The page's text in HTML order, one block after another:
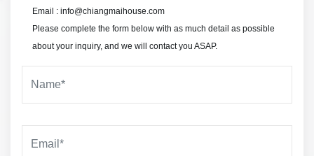
Email : info@chiangmaihouse.com
Please complete the form below with as much detail as possible
about your inquiry, and we will contact you ASAP.